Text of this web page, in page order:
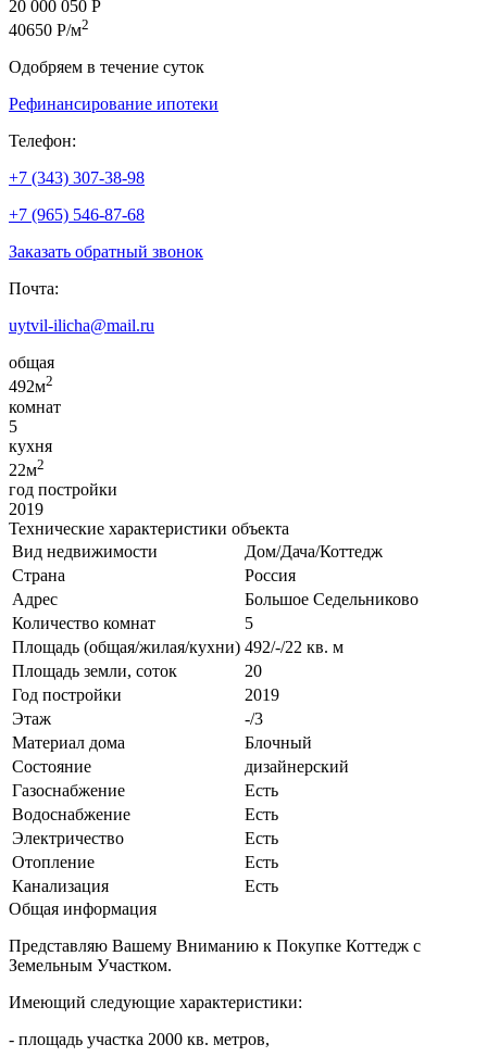
20 000 050 Р
40650 Р/м2
Одобряем в течение суток
Рефинансирование ипотеки
Телефон:
+7 (343) 307-38-98
+7 (965) 546-87-68
Заказать обратный звонок
Почта:
uytvil-ilicha@mail.ru
общая
492м2
комнат
5
кухня
22м2
год постройки
2019
Технические характеристики объекта
Вид недвижимости
Дом/Дача/Коттедж
Страна
Россия
Адрес
Большое Седельниково
Количество комнат
5
Площадь (общая/жилая/кухни) 492/-/22 кв. м
Площадь земли, соток
20
Год постройки
2019
Этаж
-/3
Материал дома
Блочный
Состояние
дизайнерский
Газоснабжение
Есть
Водоснабжение
Есть
Электричество
Есть
Отопление
Есть
Канализация
Есть
Общая информация
Представляю Вашему Вниманию к Покупке Коттедж с
Земельным Участком.
Имеющий следующие характеристики:
- площадь участка 2000 кв. метров,